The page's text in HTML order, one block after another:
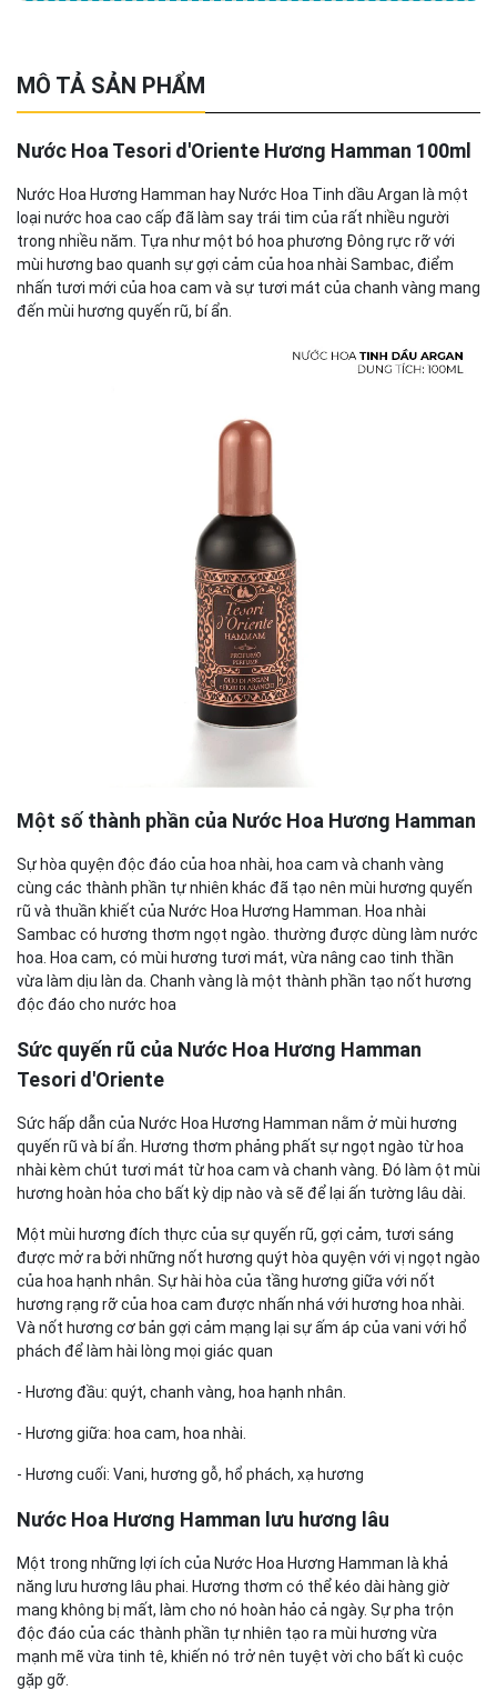
MÔ TẢ SẢN PHẨM
Nước Hoa Tesori d'Oriente Hương Hamman 100ml
Nước Hoa Hương Hamman hay Nước Hoa Tinh dầu Argan là một
loại nước hoa cao cấp đã làm say trái tim của rất nhiều người
trong nhiều năm. Tựa như một bó hoa phương Đông rực rỡ với
mùi hương bao quanh sự gợi cảm của hoa nhài Sambac, điểm
nhấn tươi mới của hoa cam và sự tươi mát của chanh vàng mang
đến mùi hương quyến rũ, bí ẩn.
Một số thành phần của Nước Hoa Hương Hamman
Sự hòa quyện độc đáo của hoa nhài, hoa cam và chanh vàng
cùng các thành phần tự nhiên khác đã tạo nên mùi hương quyến
rũ và thuần khiết của Nước Hoa Hương Hamman. Hoa nhài
Sambac có hương thơm ngọt ngào. thường được dùng làm nước
hoa. Hoa cam, có mùi hương tươi mát, vừa nâng cao tinh thần
vừa làm dịu làn da. Chanh vàng là một thành phần tạo nốt hương
độc đáo cho nước hoa
Sức quyến rũ của Nước Hoa Hương Hamman
Tesori d'Oriente
Sức hấp dẫn của Nước Hoa Hương Hamman nằm ở mùi hương
quyến rũ và bí ẩn. Hương thơm phảng phất sự ngọt ngào từ hoa
nhài kèm chút tươi mát từ hoa cam và chanh vàng. Đó làm ột mùi
hương hoàn hỏa cho bất kỳ dịp nào và sẽ để lại ấn tường lâu dài.
Một mùi hương đích thực của sự quyến rũ, gợi cảm, tươi sáng
được mở ra bởi những nốt hương quýt hòa quyện với vị ngọt ngào
của hoa hạnh nhân. Sự hài hòa của tầng hương giữa với nốt
hương rạng rỡ của hoa cam được nhấn nhá với hương hoa nhài.
Và nốt hương cơ bản gợi cảm mạng lại sự ấm áp của vani với hổ
phách để làm hài lòng mọi giác quan
- Hương đầu: quýt, chanh vàng, hoa hạnh nhân.
- Hương giữa: hoa cam, hoa nhài.
- Hương cuối: Vani, hương gỗ, hổ phách, xạ hương
Nước Hoa Hương Hamman lưu hương lâu
Một trong những lợi ích của Nước Hoa Hương Hamman là khả
năng lưu hương lâu phai. Hương thơm có thể kéo dài hàng giờ
mang không bị mất, làm cho nó hoàn hảo cả ngày. Sự pha trộn
độc đáo của các thành phần tự nhiên tạo ra mùi hương vừa
mạnh mẽ vừa tinh tê, khiến nó trở nên tuyệt vời cho bất kì cuộc
gặp gỡ.